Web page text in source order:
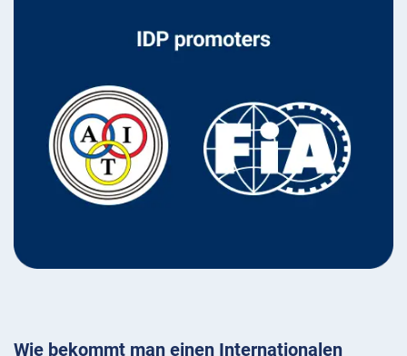
Wie bekommt man einen Internationalen